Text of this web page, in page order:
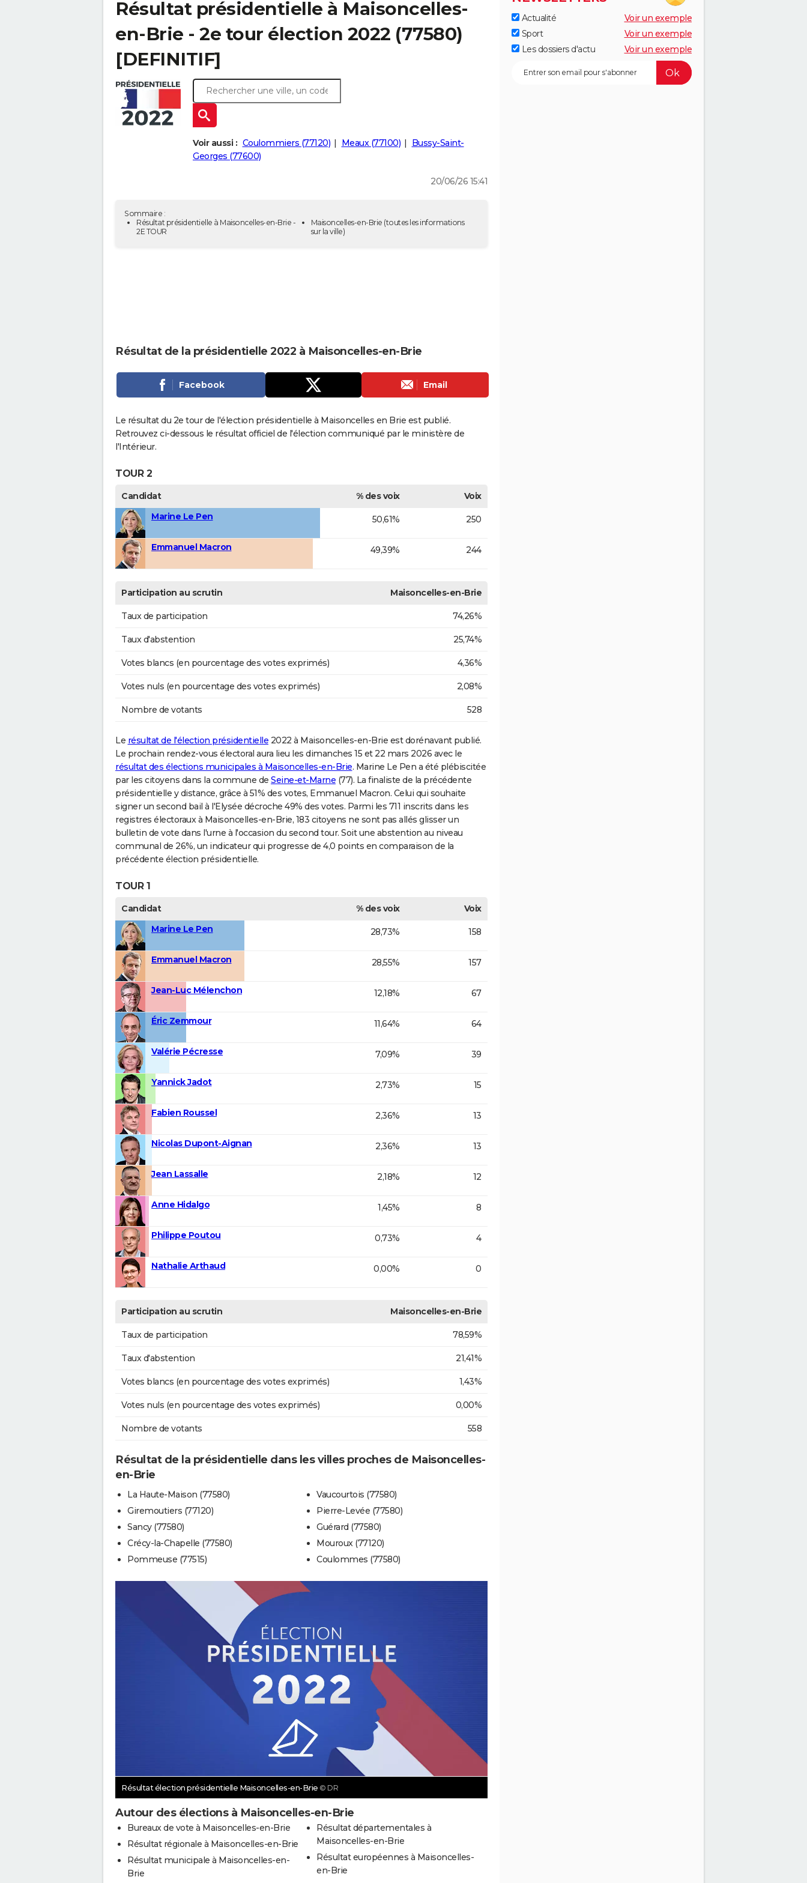
Résultat présidentielle à Maisoncelles-
en-Brie - 2e tour élection 2022 (77580)
[DEFINITIF]
Voir aussi : Coulommiers (77120) Meaux (77100)
Bussy-Saint-
Georges (77600)
20/06/26 15:41
Sommaire :
Résultat présidentielle à Maisoncelles-en-Brie -
2E TOUR
Maisoncelles-en-Brie (toutes les informations
sur la ville)
Résultat de la présidentielle 2022 à Maisoncelles-en-Brie
Facebook Email
Le résultat du 2e tour de l'élection présidentielle à Maisoncelles en Brie est publié.
Retrouvez ci-dessous le résultat officiel de l'élection communiqué par le ministère de
l'Intérieur.
TOUR 2
Candidat % des voix
Voix
Marine Le Pen
50,61% 250
Emmanuel Macron 49,39% 244
Participation au scrutin Maisoncelles-en-Brie
Taux de participation 74,26%
Taux d'abstention 25,74%
Votes blancs (en pourcentage des votes exprimés) 4,36%
Votes nuls (en pourcentage des votes exprimés) 2,08%
Nombre de votants 528
Le résultat de l'élection présidentielle 2022 à Maisoncelles-en-Brie est dorénavant publié.
Le prochain rendez-vous électoral aura lieu les dimanches 15 et 22 mars 2026 avec le
résultat des élections municipales à Maisoncelles-en-Brie. Marine Le Pen a été plébiscitée
par les citoyens dans la commune de Seine-et-Marne (77). La finaliste de la précédente
présidentielle y distance, grâce à 51% des votes, Emmanuel Macron. Celui qui souhaite
signer un second bail à l'Elysée décroche 49% des votes. Parmi les 711 inscrits dans les
registres électoraux à Maisoncelles-en-Brie, 183 citoyens ne sont pas allés glisser un
bulletin de vote dans l'urne à l'occasion du second tour. Soit une abstention au niveau
communal de 26%, un indicateur qui progresse de 4,0 points en comparaison de la
précédente élection présidentielle.
TOUR 1
Candidat % des voix
Voix
Marine Le Pen
28,73% 158
Emmanuel Macron 28,55% 157
Jean-Luc Mélenchon 12,18% 67
Éric Zemmour 11,64% 64
Valérie Pécresse 7,09% 39
Yannick Jadot 2,73% 15
Fabien Roussel 2,36% 13
Nicolas Dupont-Aignan 2,36% 13
Jean Lassalle 2,18% 12
Anne Hidalgo 1,45% 8
Philippe Poutou 0,73% 4
Nathalie Arthaud 0,00% 0
Participation au scrutin Maisoncelles-en-Brie
Taux de participation 78,59%
Taux d'abstention 21,41%
Votes blancs (en pourcentage des votes exprimés) 1,43%
Votes nuls (en pourcentage des votes exprimés) 0,00%
Nombre de votants 558
Résultat de la présidentielle dans les villes proches de Maisoncelles-
en-Brie
La Haute-Maison (77580)
Giremoutiers (77120)
Sancy (77580)
Crécy-la-Chapelle (77580)
Pommeuse (77515)
Vaucourtois (77580)
Pierre-Levée (77580)
Guérard (77580)
Mouroux (77120)
Coulommes (77580)
Résultat élection présidentielle Maisoncelles-en-Brie © DR
Autour des élections à Maisoncelles-en-Brie
Bureaux de vote à Maisoncelles-en-Brie
Résultat régionale à Maisoncelles-en-Brie
Résultat municipale à Maisoncelles-en-
Brie
Résultat départementales à
Maisoncelles-en-Brie
Résultat européennes à Maisoncelles-
en-Brie
Actualité
Voir un exemple
Sport
Voir un exemple
Les dossiers d'actu
Voir un exemple